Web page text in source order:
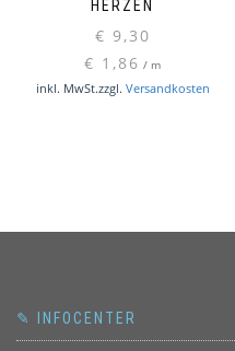
HERZEN
€ 9,30
€ 1,86 / m
inkl. MwSt.zzgl. Versandkosten
✎ INFOCENTER